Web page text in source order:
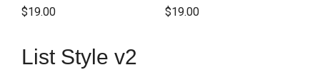
Diclofenaco y Naproxeno –
Oil
$19.00 $19.00
List Style v2